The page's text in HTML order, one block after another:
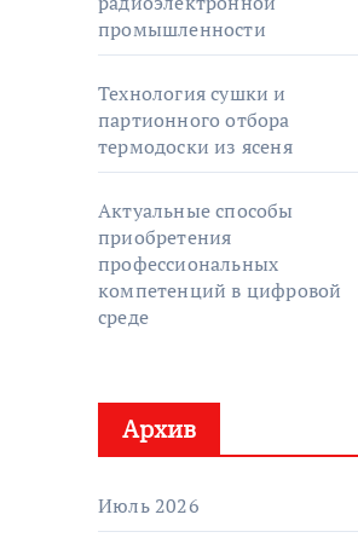
промышленности
Технология сушки и
партионного отбора
термодоски из ясеня
Актуальные способы
приобретения
профессиональных
компетенций в цифровой
среде
Архив
Июль 2026